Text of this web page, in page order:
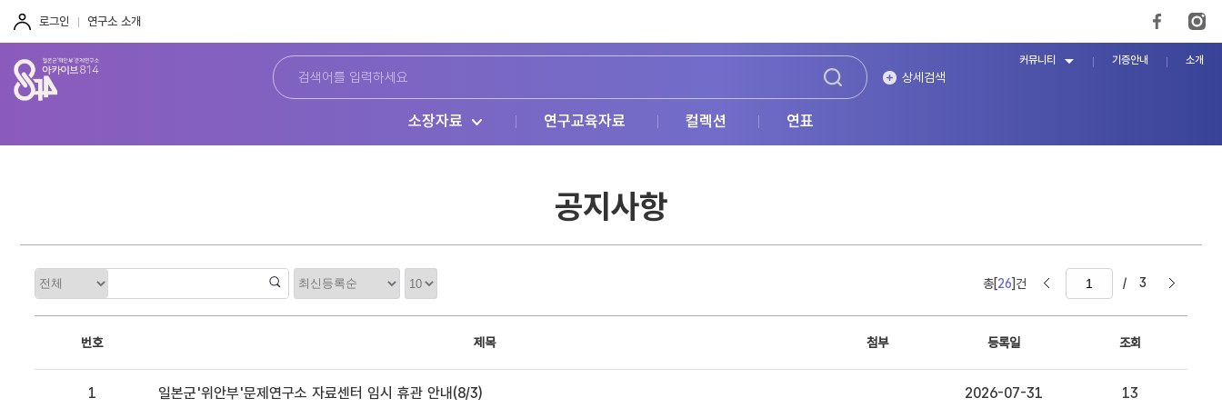
로그인 연구소 소개
상세검색
소장자료 연구교육자료 컬렉션 연표
커뮤니티 기증안내 소개
공지사항
카
고
리
정
렬
정
렬
갯
수
총[26]건 / 3
번호 제목 첨부 등록일 조회
1 일본군'위안부'문제연구소 자료센터 임시 휴관 안내(8/3) 2026-07-31 13